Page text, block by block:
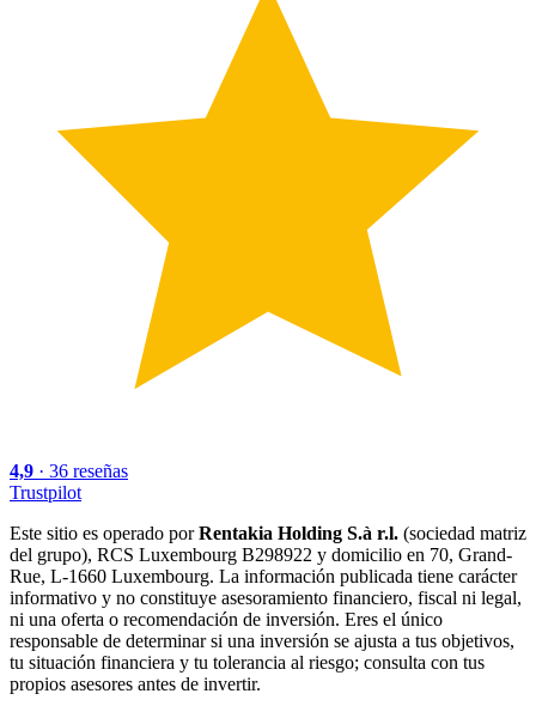
4,9 · 36 reseñas
Trustpilot
Este sitio es operado porRentakia Holding S.à r.l. (sociedad matriz
del grupo), RCS Luxembourg B298922 y domicilio en 70, Grand-
Rue, L-1660 Luxembourg. La información publicada tiene carácter
informativo y no constituye asesoramiento financiero, fiscal ni legal,
ni una oferta o recomendación de inversión. Eres el único
responsable de determinar si una inversión se ajusta a tus objetivos,
tu situación financiera y tu tolerancia al riesgo; consulta con tus
propios asesores antes de invertir.